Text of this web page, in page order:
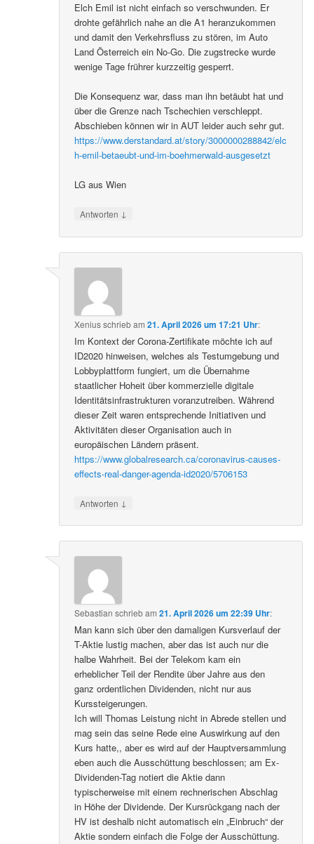
Elch Emil ist nicht einfach so verschwunden. Er
drohte gefährlich nahe an die A1 heranzukommen
und damit den Verkehrsfluss zu stören, im Auto
Land Österreich ein No-Go. Die zugstrecke wurde
wenige Tage frührer kurzzeitig gesperrt.
Die Konsequenz war, dass man ihn betäubt hat und
über die Grenze nach Tschechien verschleppt.
Abschieben können wir in AUT leider auch sehr gut.
https://www.derstandard.at/story/3000000288842/elc
h-emil-betaeubt-und-im-boehmerwald-ausgesetzt
LG aus Wien
Antworten ↓
Xeniusschriebam21. April 2026 um 17:21 Uhr:
Im Kontext der Corona-Zertifikate möchte ich auf
ID2020 hinweisen, welches als Testumgebung und
Lobbyplattform fungiert, um die Übernahme
staatlicher Hoheit über kommerzielle digitale
Identitätsinfrastrukturen voranzutreiben. Während
dieser Zeit waren entsprechende Initiativen und
Aktivitäten dieser Organisation auch in
europäischen Ländern präsent.
https://www.globalresearch.ca/coronavirus-causes-
effects-real-danger-agenda-id2020/5706153
Antworten ↓
Sebastian schriebam21. April 2026 um 22:39 Uhr:
Man kann sich über den damaligen Kursverlauf der
T-Aktie lustig machen, aber das ist auch nur die
halbe Wahrheit. Bei der Telekom kam ein
erheblicher Teil der Rendite über Jahre aus den
ganz ordentlichen Dividenden, nicht nur aus
Kurssteigerungen.
Ich will Thomas Leistung nicht in Abrede stellen und
mag sein das seine Rede eine Auswirkung auf den
Kurs hatte,, aber es wird auf der Hauptversammlung
eben auch die Ausschüttung beschlossen; am Ex-
Dividenden-Tag notiert die Aktie dann
typischerweise mit einem rechnerischen Abschlag
in Höhe der Dividende. Der Kursrückgang nach der
HV ist deshalb nicht automatisch ein „Einbruch“ der
Aktie sondern einfach die Folge der Ausschüttung.